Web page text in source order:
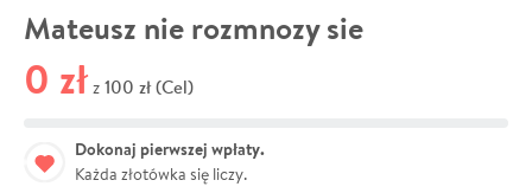
Mateusz nie rozmnozy sie
0 zł z 100 zł (Cel)
Dokonaj pierwszej wpłaty.
Każda złotówka się liczy.